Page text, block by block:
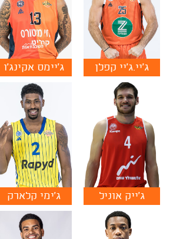
ג'יי.ג'יי קפלן ג'יימס אקינג'ו
ג'ייק אוניל ג'ימי קלארק